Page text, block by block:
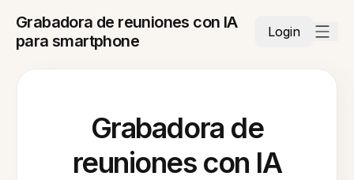
Grabadora de reuniones con IA
para smartphone
Login
Grabadora de
reuniones con IA